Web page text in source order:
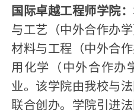
国际卓越工程师学院：
与工艺（中外合作办
材料与工程（中外合
用化学（中外合作办
业。该学院由我校与
联合创办。学院引进